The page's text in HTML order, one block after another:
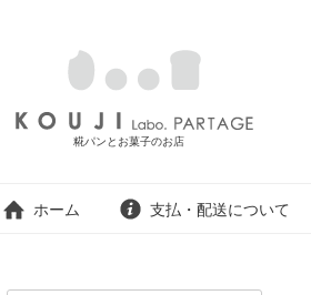
糀パンとお菓子のお店
ホーム 支払・配送について